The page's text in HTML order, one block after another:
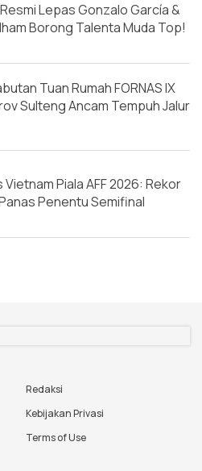
Lepas Gonzalo García &
Borong Talenta Muda Top!
Tuan Rumah FORNAS IX
Sulteng Ancam Tempuh Jalur
Piala AFF 2026: Rekor
Penentu Semifinal
Redaksi
Kebijakan Privasi
Terms of Use